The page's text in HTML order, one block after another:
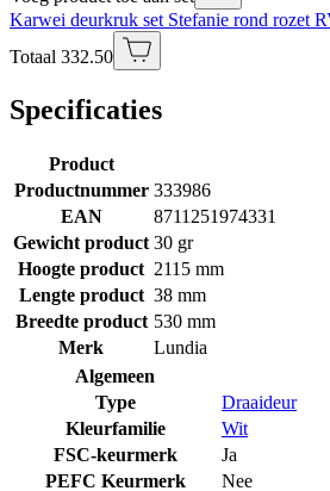
Karwei deurkruk set Stefanie rond rozet
Totaal 332.50
Specificaties
Product
Productnummer 333986
EAN
8711251974331
Gewicht product 30 gr
Hoogte product 2115 mm
Lengte product 38 mm
Breedte product 530 mm
Merk
Lundia
Algemeen
Type
Draaideur
Kleurfamilie
Wit
FSC-keurmerk
Ja
PEFC Keurmerk
Nee